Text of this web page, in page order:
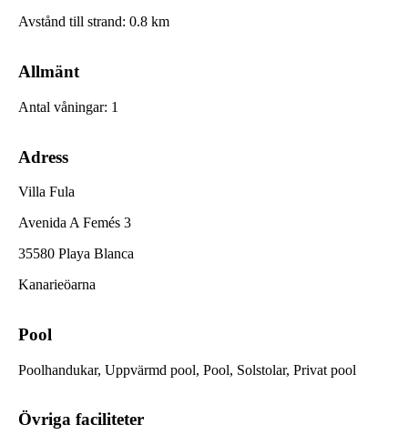
Avstånd till strand: 0.8 km
Allmänt
Antal våningar: 1
Adress
Villa Fula
Avenida A Femés 3
35580 Playa Blanca
Kanarieöarna
Pool
Poolhandukar, Uppvärmd pool, Pool, Solstolar, Privat pool
Övriga faciliteter